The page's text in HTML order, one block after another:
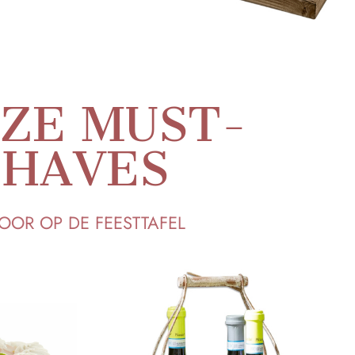
MUST-
HAVES
OP DE FEESTTAFEL